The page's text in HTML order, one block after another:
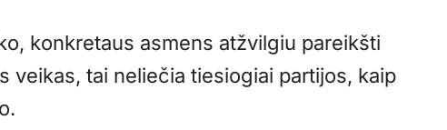
konkretaus asmens atžvilgiu pareikšti
veikas, tai neliečia tiesiogiai partijos, kaip